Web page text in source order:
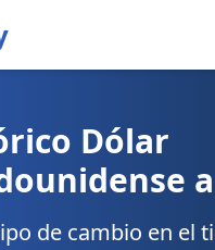
Dólar
de cambio en el